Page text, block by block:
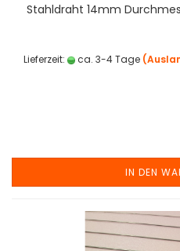
Stahldraht 14mm
Lieferzeit: ca. 3-4 Tage
IN DEN